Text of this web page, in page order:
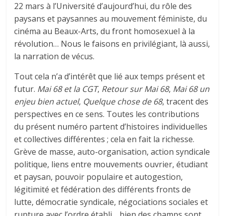
22 mars à l’Université d’aujourd’hui, du rôle des
paysans et paysannes au mouvement féministe, du
cinéma au Beaux-Arts, du front homosexuel à la
révolution… Nous le faisons en privilégiant, là aussi,
la narration de vécus.
Tout cela n’a d’intérêt que lié aux temps présent et
futur. Mai 68 et la CGT, Retour sur Mai 68, Mai 68 un
enjeu bien actuel, Quelque chose de 68, tracent des
perspectives en ce sens. Toutes les contributions
du présent numéro partent d’histoires individuelles
et collectives différentes ; cela en fait la richesse.
Grève de masse, auto-organisation, action syndicale
politique, liens entre mouvements ouvrier, étudiant
et paysan, pouvoir populaire et autogestion,
légitimité et fédération des différents fronts de
lutte, démocratie syndicale, négociations sociales et